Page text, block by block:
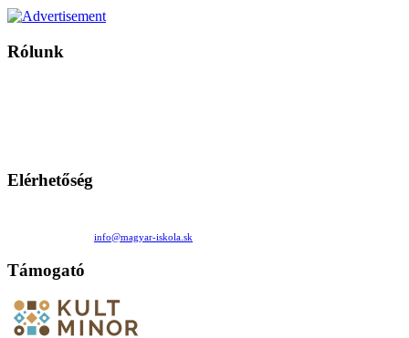
Rólunk
Elérhetőség
info@magyar-iskola.sk
Támogató